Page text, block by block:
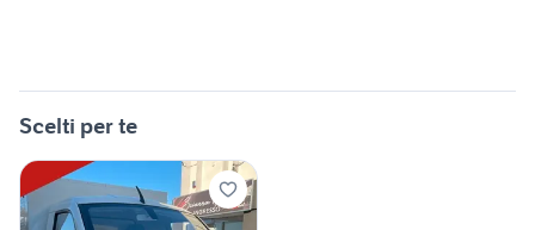
Scelti per te